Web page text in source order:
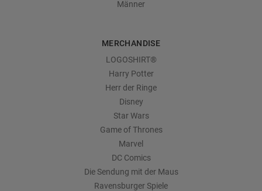
Männer
MERCHANDISE
LOGOSHIRT®
Harry Potter
Herr der Ringe
Disney
Star Wars
Game of Thrones
Marvel
DC Comics
Die Sendung mit der Maus
Ravensburger Spiele